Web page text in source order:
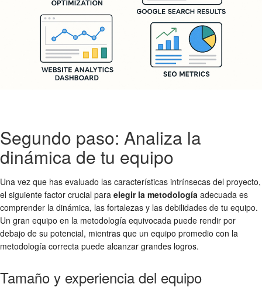
Segundo paso: Analiza la
dinámica de tu equipo
Una vez que has evaluado las características intrínsecas del proyecto,
el siguiente factor crucial para elegir la metodología adecuada es
comprender la dinámica, las fortalezas y las debilidades de tu equipo.
Un gran equipo en la metodología equivocada puede rendir por
debajo de su potencial, mientras que un equipo promedio con la
metodología correcta puede alcanzar grandes logros.
Tamaño y experiencia del equipo